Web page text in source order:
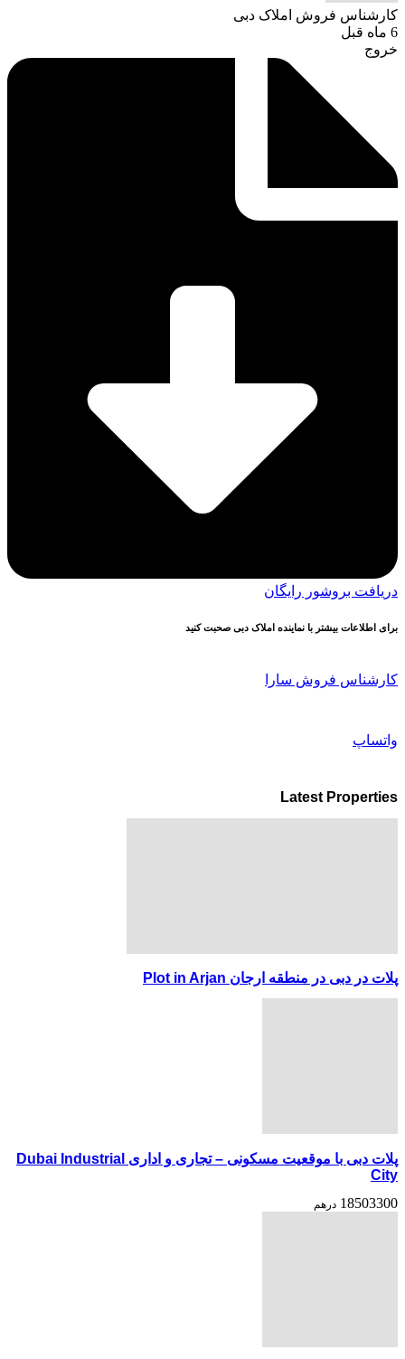
کارشناس فروش املاک دبی
6 ماه قبل
خروج
دریافت بروشور رایگان
برای اطلاعات بیشتر با نماینده املاک دبی صحبت کنید
کارشناس فروش سارا
واتساپ
Latest Properties
پلات در دبی در منطقه ارجان Plot in Arjan
پلات دبی با موقعیت مسکونی – تجاری و اداری Dubai Industrial
City
18503300 درهم